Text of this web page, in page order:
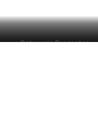
Categoria Presentes